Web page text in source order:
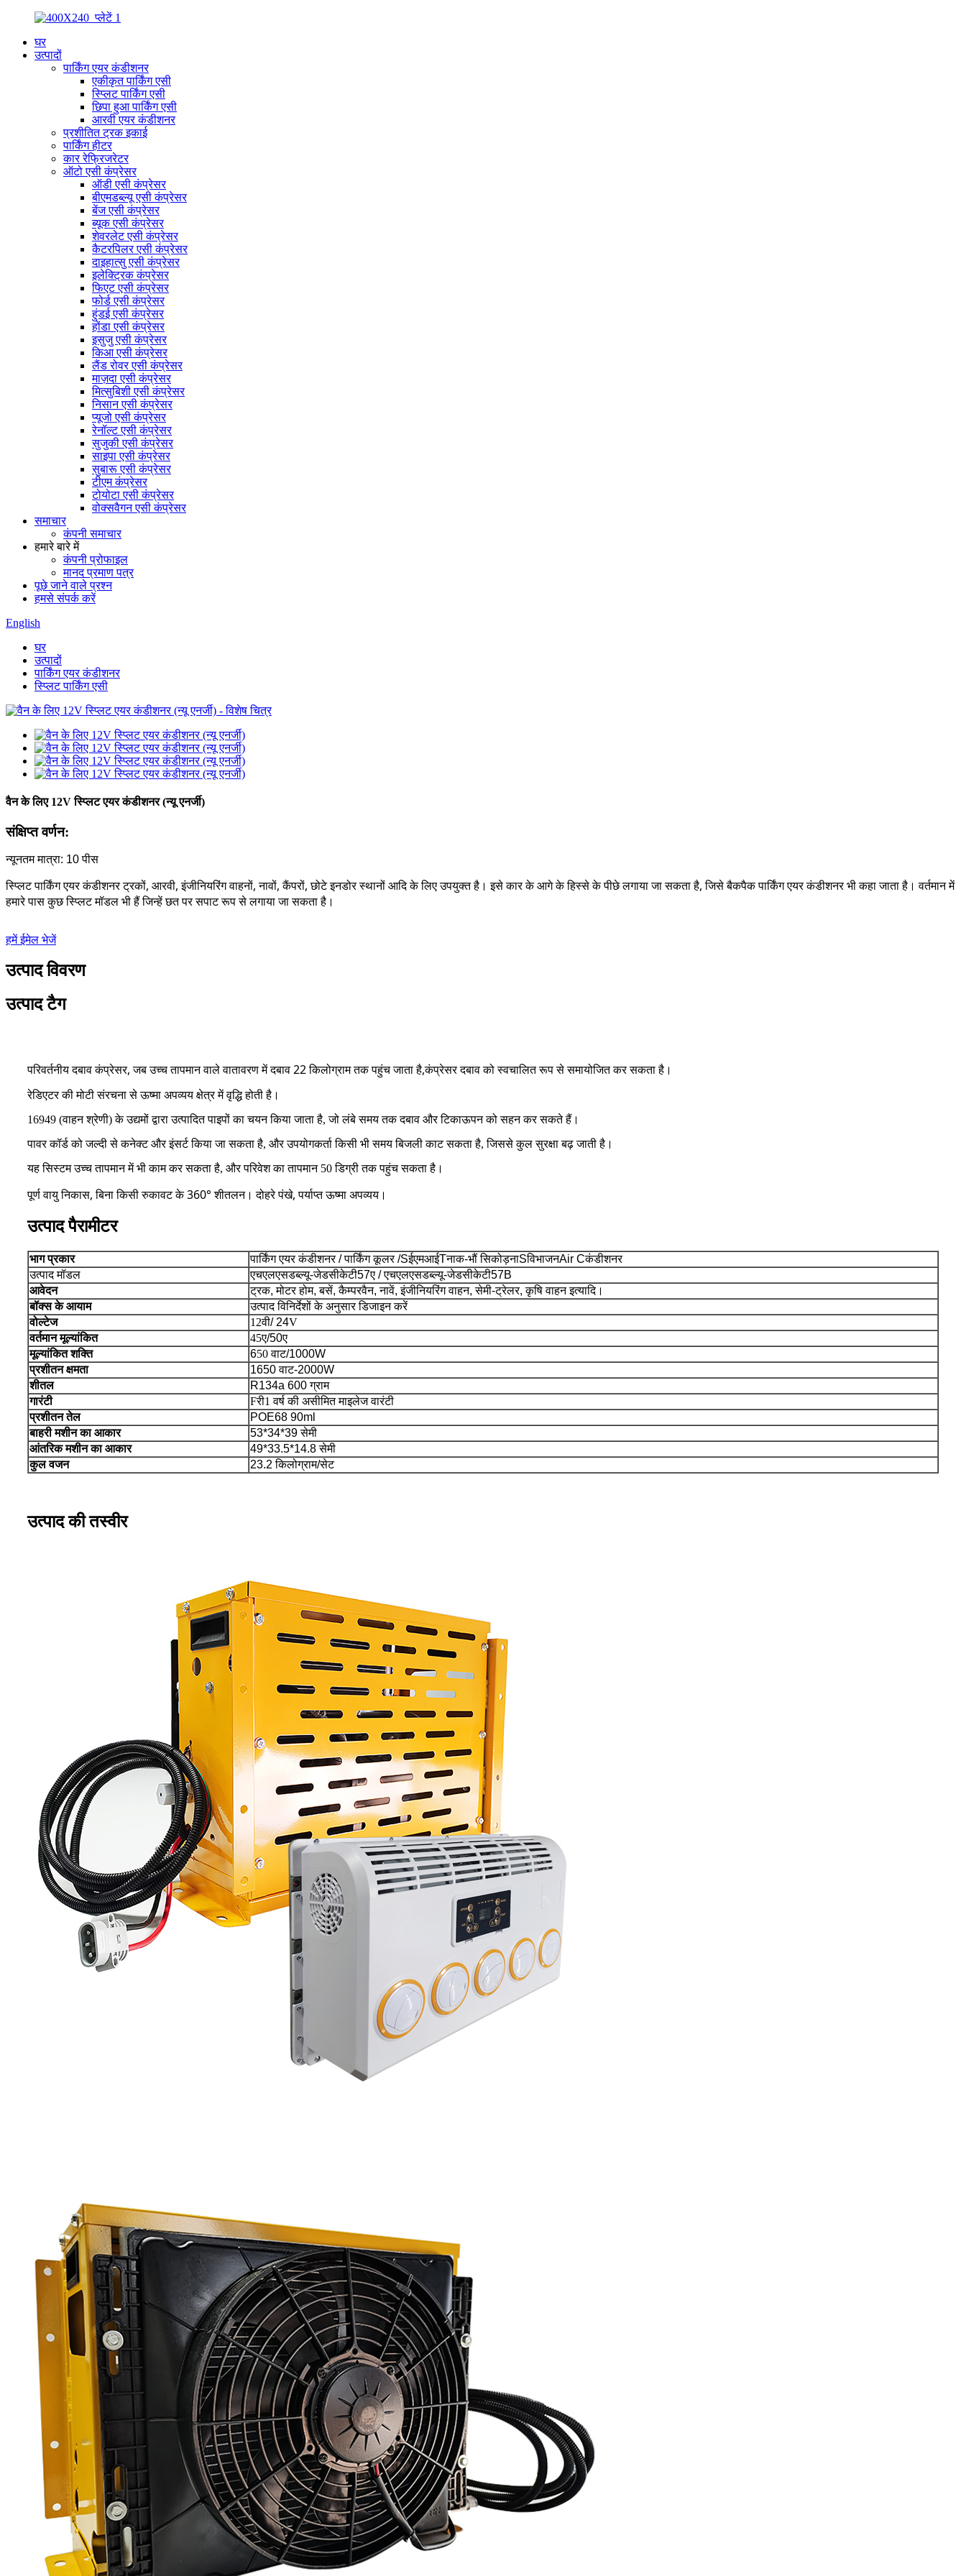
घर
उत्पादों
पार्किंग एयर कंडीशनर
एकीकृत पार्किंग एसी
स्प्लिट पार्किंग एसी
छिपा हुआ पार्किंग एसी
आरवी एयर कंडीशनर
प्रशीतित ट्रक इकाई
पार्किंग हीटर
कार रेफ्रिजरेटर
ऑटो एसी कंप्रेसर
ऑडी एसी कंप्रेसर
बीएमडब्ल्यू एसी कंप्रेसर
बेंज एसी कंप्रेसर
ब्यूक एसी कंप्रेसर
शेवरलेट एसी कंप्रेसर
कैटरपिलर एसी कंप्रेसर
दाइहात्सु एसी कंप्रेसर
इलेक्ट्रिक कंप्रेसर
फिएट एसी कंप्रेसर
फोर्ड एसी कंप्रेसर
हुंडई एसी कंप्रेसर
होंडा एसी कंप्रेसर
इसुजु एसी कंप्रेसर
किआ एसी कंप्रेसर
लैंड रोवर एसी कंप्रेसर
माज़दा एसी कंप्रेसर
मित्सुबिशी एसी कंप्रेसर
निसान एसी कंप्रेसर
प्यूजो एसी कंप्रेसर
रेनॉल्ट एसी कंप्रेसर
सुजुकी एसी कंप्रेसर
साइपा एसी कंप्रेसर
सुबारू एसी कंप्रेसर
टीएम कंप्रेसर
टोयोटा एसी कंप्रेसर
वोक्सवैगन एसी कंप्रेसर
समाचार
कंपनी समाचार
हमारे बारे में
कंपनी प्रोफाइल
मानद प्रमाण पत्र
पूछे जाने वाले प्रश्न
हमसे संपर्क करें
English
घर
उत्पादों
पार्किंग एयर कंडीशनर
स्प्लिट पार्किंग एसी
वैन के लिए 12V स्प्लिट एयर कंडीशनर (न्यू एनर्जी)
संक्षिप्त वर्णन:
न्यूनतम मात्रा: 10 पीस
स्प्लिट पार्किंग एयर कंडीशनर ट्रकों, आरवी, इंजीनियरिंग वाहनों, नावों, कैंपरों, छोटे इनडोर स्थानों आदि के लिए उपयुक्त है। इसे कार के आगे के हिस्से के पीछे लगाया जा सकता है, जिसे बैकपैक पार्किंग एयर कंडीशनर भी कहा जाता है। वर्तमान में
हमारे पास कुछ स्प्लिट मॉडल भी हैं जिन्हें छत पर सपाट रूप से लगाया जा सकता है।
हमें ईमेल भेजें
उत्पाद विवरण
उत्पाद टैग
परिवर्तनीय दबाव कंप्रेसर, जब उच्च तापमान वाले वातावरण में दबाव 22 किलोग्राम तक पहुंच जाता है,कंप्रेसर दबाव को स्वचालित रूप से समायोजित कर सकता है।
रेडिएटर की मोटी संरचना से ऊष्मा अपव्यय क्षेत्र में वृद्धि होती है।
16949 (वाहन श्रेणी) के उद्यमों द्वारा उत्पादित पाइपों का चयन किया जाता है, जो लंबे समय तक दबाव और टिकाऊपन को सहन कर सकते हैं।
पावर कॉर्ड को जल्दी से कनेक्ट और इंसर्ट किया जा सकता है, और उपयोगकर्ता किसी भी समय बिजली काट सकता है, जिससे कुल सुरक्षा बढ़ जाती है।
यह सिस्टम उच्च तापमान में भी काम कर सकता है, और परिवेश का तापमान 50 डिग्री तक पहुंच सकता है।
पूर्ण वायु निकास, बिना किसी रुकावट के 360° शीतलन। दोहरे पंखे, पर्याप्त ऊष्मा अपव्यय।
उत्पाद पैरामीटर
भाग प्रकार पार्किंग एयर कंडीशनर / पार्किंग कूलर /SईएमआईTनाक-भौं सिकोड़नाSविभाजनAir Cकंडीशनर
उत्पाद मॉडल
एचएलएसडब्ल्यू-जेडसीकेटी57ए / एचएलएसडब्ल्यू-जेडसीकेटी57B
आवेदन
ट्रक, मोटर होम, बसें, कैम्परवैन, नावें, इंजीनियरिंग वाहन, सेमी-ट्रेलर, कृषि वाहन इत्यादि।
बॉक्स के आयाम
उत्पाद विनिर्देशों के अनुसार डिजाइन करें
वोल्टेज
12वी/ 24V
वर्तमान मूल्यांकित
45ए/50ए
मूल्यांकित शक्ति
650 वाट/1000W
प्रशीतन क्षमता
1650 वाट-2000W
शीतल
R134a 600 ग्राम
गारंटी
Fरी1 वर्ष की असीमित माइलेज वारंटी
प्रशीतन तेल
POE68 90ml
बाहरी मशीन का आकार
53*34*39 सेमी
आंतरिक मशीन का आकार
49*33.5*14.8 सेमी
कुल वजन
23.2 किलोग्राम/सेट
उत्पाद की तस्वीर